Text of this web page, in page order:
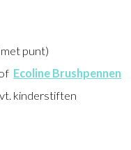
punt)
Ecoline Brushpennen
kinderstiften